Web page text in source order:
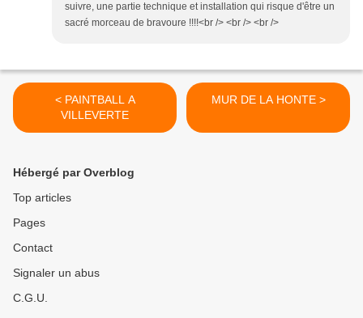
suivre, une partie technique et installation qui risque d'être un
sacré morceau de bravoure !!!!<br /> <br /> <br />
< PAINTBALL A
VILLEVERTE
MUR DE LA HONTE >
Hébergé par Overblog
Top articles
Pages
Contact
Signaler un abus
C.G.U.